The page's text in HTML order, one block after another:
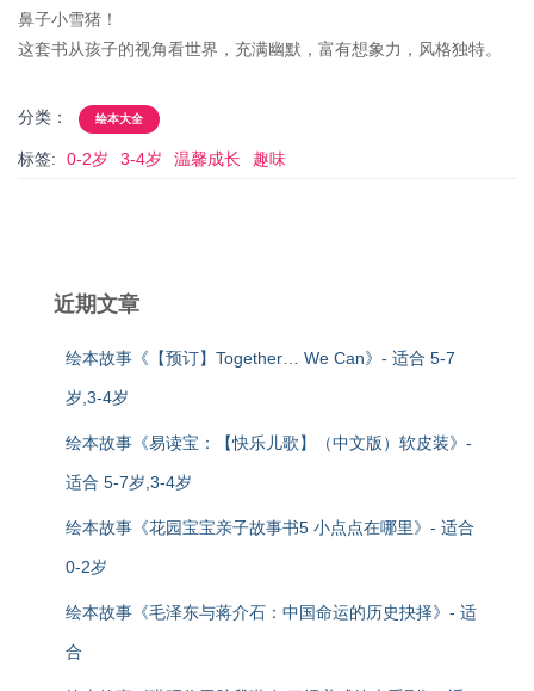
鼻子小雪猪！
这套书从孩子的视角看世界，充满幽默，富有想象力，风格独特。
分类： 绘本大全
标签: 0-2岁 3-4岁 温馨成长 趣味
近期文章
绘本故事《【预订】Together… We Can》- 适合 5-7
岁,3-4岁
绘本故事《易读宝：【快乐儿歌】（中文版）软皮装》-
适合 5-7岁,3-4岁
绘本故事《花园宝宝亲子故事书5 小点点在哪里》- 适合
0-2岁
绘本故事《毛泽东与蒋介石：中国命运的历史抉择》- 适
合